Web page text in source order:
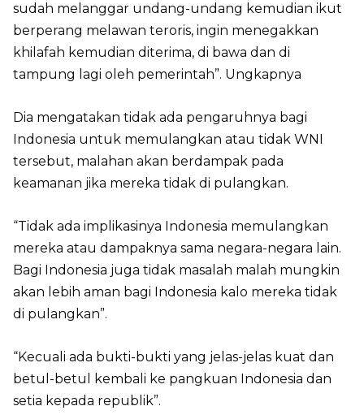
sudah melanggar undang-undang kemudian ikut
berperang melawan teroris, ingin menegakkan
khilafah kemudian diterima, di bawa dan di
tampung lagi oleh pemerintah”. Ungkapnya
Dia mengatakan tidak ada pengaruhnya bagi
Indonesia untuk memulangkan atau tidak WNI
tersebut, malahan akan berdampak pada
keamanan jika mereka tidak di pulangkan.
“Tidak ada implikasinya Indonesia memulangkan
mereka atau dampaknya sama negara-negara lain.
Bagi Indonesia juga tidak masalah malah mungkin
akan lebih aman bagi Indonesia kalo mereka tidak
di pulangkan”.
“Kecuali ada bukti-bukti yang jelas-jelas kuat dan
betul-betul kembali ke pangkuan Indonesia dan
setia kepada republik”.